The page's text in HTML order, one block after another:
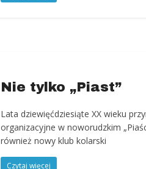
Nie tylko „Piast”
Lata dziewięćdziesiąte XX wieku
organizacyjne w noworudzkim
również nowy klub kolarski
Czytaj więcej